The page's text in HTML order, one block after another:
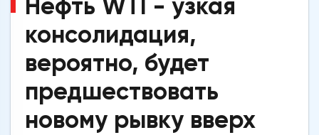
консолидация,
вероятно, будет
предшествовать
новому рывку вверх